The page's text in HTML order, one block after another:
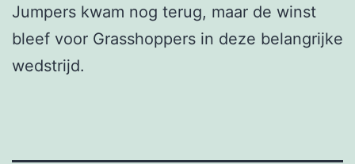
Jumpers kwam nog terug, maar de winst
bleef voor Grasshoppers in deze belangrijke
wedstrijd.